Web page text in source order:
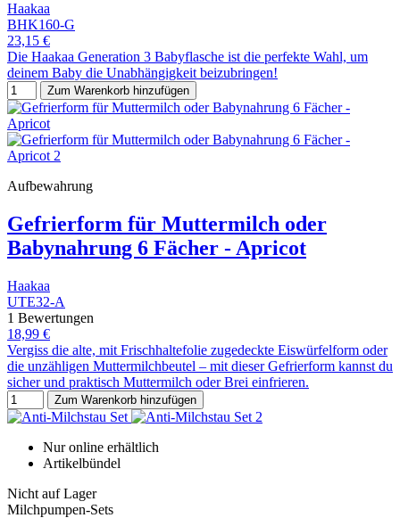
Haakaa
BHK160-G
23,15 €
Die Haakaa Generation 3 Babyflasche ist die perfekte Wahl, um
deinem Baby die Unabhängigkeit beizubringen!
Zum Warenkorb hinzufügen
Aufbewahrung
Gefrierform für Muttermilch oder
Babynahrung 6 Fächer - Apricot
Haakaa
UTE32-A
1 Bewertungen
18,99 €
Vergiss die alte, mit Frischhaltefolie zugedeckte Eiswürfelform oder
die unzähligen Muttermilchbeutel – mit dieser Gefrierform kannst du
sicher und praktisch Muttermilch oder Brei einfrieren.
Zum Warenkorb hinzufügen
Nur online erhältlich
Artikelbündel
Nicht auf Lager
Milchpumpen-Sets